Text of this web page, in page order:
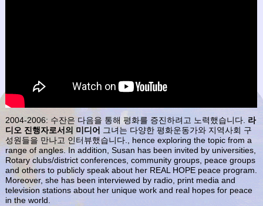
2004-2006: 수잔은 다음을 통해 평화를 증진하려고 노력했습니다. 라
디오 진행자로서의 미디어 그녀는 다양한 평화운동가와 지역사회 구
성원들을 만나고 인터뷰했습니다., hence exploring the topic from a
range of angles. In addition, Susan has been invited by universities,
Rotary clubs/district conferences, community groups, peace groups
and others to publicly speak about her REAL HOPE peace program.
Moreover, she has been interviewed by radio, print media and
television stations about her unique work and real hopes for peace
in the world.